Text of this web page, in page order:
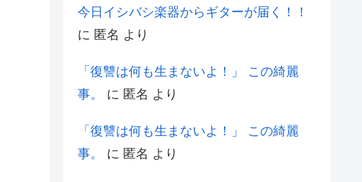
今日イシバシ楽器からギターが届く！！
に 匿名 より
「復讐は何も生まないよ！」 この綺麗
事。
に 匿名 より
「復讐は何も生まないよ！」 この綺麗
事。
に 匿名 より